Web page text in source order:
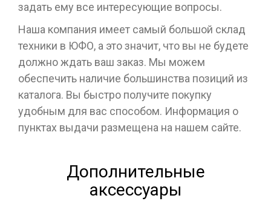
задать ему все интересующие вопросы.
Наша компания имеет самый большой склад
техники в ЮФО, а это значит, что вы не будете
должно ждать ваш заказ. Мы можем
обеспечить наличие большинства позиций из
каталога. Вы быстро получите покупку
удобным для вас способом. Информация о
пунктах выдачи размещена на нашем сайте.
Дополнительные
аксессуары